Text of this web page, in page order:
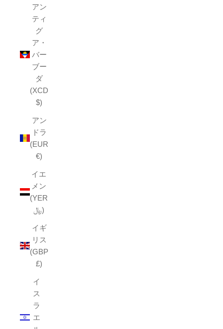
アン
ティ
グ
ア・
バー
ブー
ダ
(XCD
$)
アン
ドラ
(EUR
€)
イエ
メン
(YER
﷼)
イギ
リス
(GBP
£)
イ
ス
ラ
エ